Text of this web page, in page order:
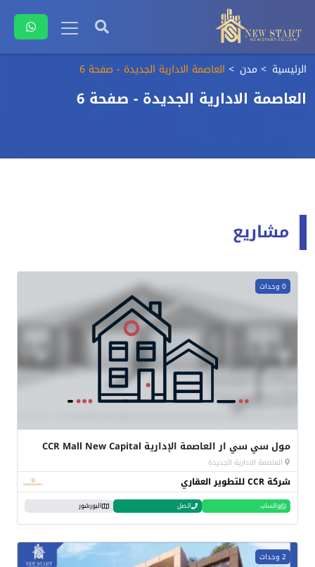
الرئيسية مدن العاصمة الادارية الجديدة - صفحة 6
العاصمة الادارية الجديدة - صفحة 6
مشاريع
0 وحدات
مول سي سي ار العاصمة الإدارية CCR Mall New Capital
العاصمة الادارية الجديدة
شركة CCR للتطوير العقاري
واتساب اتصل البورشور
2 وحدات